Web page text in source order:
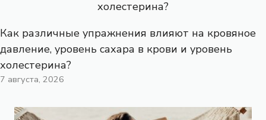
Как различные упражнения влияют на кровяное
давление, уровень сахара в крови и уровень
холестерина?
7 августа, 2026